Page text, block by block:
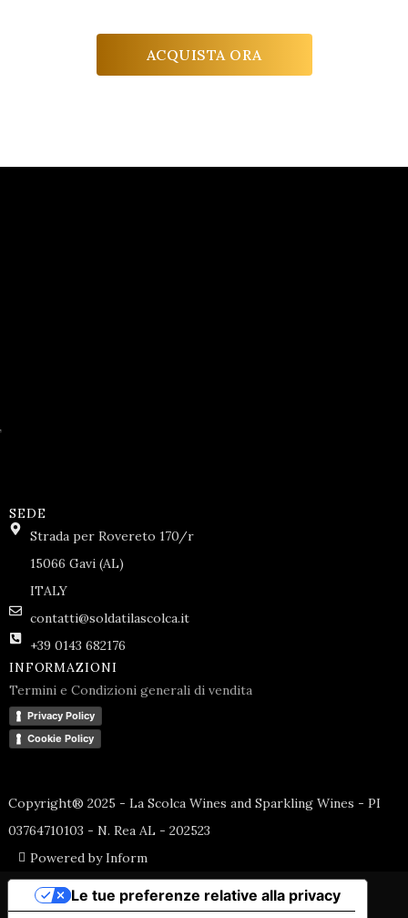
ACQUISTA ORA
SEDE
Strada per Rovereto 170/r
15066 Gavi (AL)
ITALY
contatti@soldatilascolca.it
+39 0143 682176
INFORMAZIONI
Termini e Condizioni generali di vendita
Privacy Policy
Cookie Policy
Copyright® 2025 - La Scolca Wines and Sparkling Wines - PI
03764710103 - N. Rea AL - 202523
Powered by Inform
Le tue preferenze relative alla privacy